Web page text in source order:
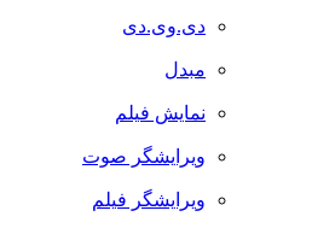
دی.وی.دی
مبدل
نمایش فیلم
ویرایشگر صوت
ویرایشگر فیلم